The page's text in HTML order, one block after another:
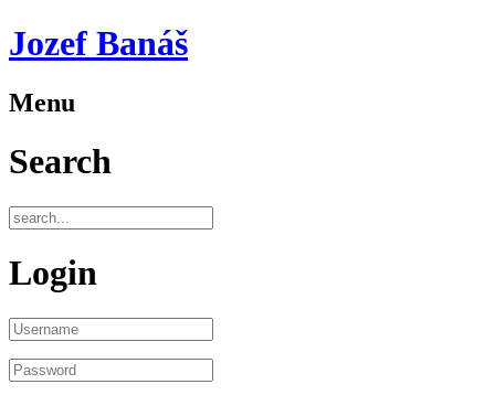
Jozef Banáš
Menu
Search
Login